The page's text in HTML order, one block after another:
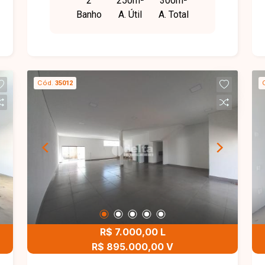
clientes e funcionários, área de
serviços. Imóvel adaptado para
Banho
A. Útil
A. Total
Cód. 35012
R$ 7.000,00 L
R$ 895.000,00 V